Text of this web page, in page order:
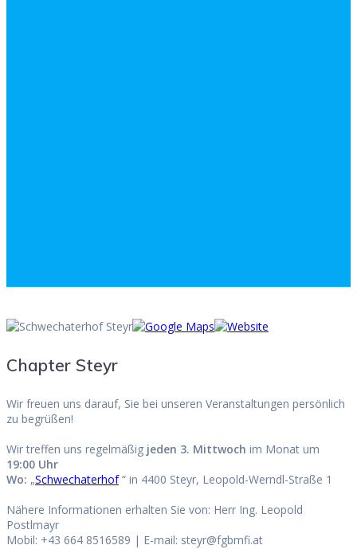
Chapter Steyr
Wir freuen uns darauf, Sie bei unseren Veranstaltungen persönlich
zu begrüßen!
Wir treffen uns regelmäßig jeden 3. Mittwoch im Monat um
19:00 Uhr
Wo: „Schwechaterhof“ in 4400 Steyr, Leopold-Werndl-Straße 1
Nähere Informationen erhalten Sie von: Herr Ing. Leopold
Postlmayr
Mobil: +43 664 8516589 | E-mail: steyr@fgbmfi.at